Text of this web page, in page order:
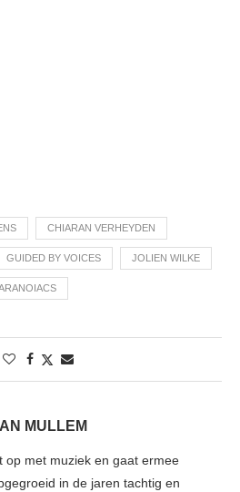
CHIARAN VERHEYDEN
GUIDED BY VOICES JOLIEN WILKE
MULLEM
op met muziek en gaat ermee
in de jaren tachtig en